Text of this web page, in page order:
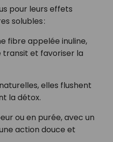
pour leurs effets
solubles :
fibre appelée inuline,
et favoriser la
elles flushent
la détox.
ou en purée, avec un
action douce et